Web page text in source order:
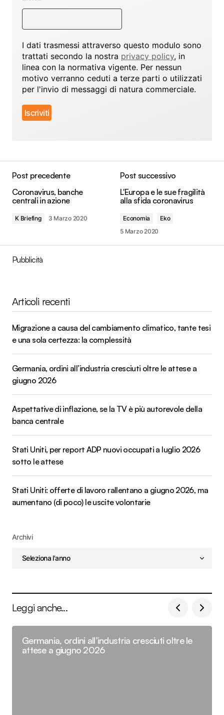
I dati trasmessi attraverso questo modulo sono
trattati secondo la nostra privacy policy, in
linea con la normativa vigente. Per nessun
motivo verranno ceduti a terze parti o utilizzati
per l'invio di messaggi di natura commerciale.
Post precedente
Coronavirus, banche
centrali in azione
K Briefing 3 Marzo 2020
Post successivo
L'Europa e le sue fragilità
alla sfida coronavirus
Economia
Eko
5 Marzo 2020
Pubblicità
Articoli recenti
Migrazione a causa del cambiamento climatico, tante tesi
e una sola certezza: la complessità
Germania, ordini all’industria cresciuti oltre le attese a
giugno 2026
Aspettative di inflazione, se la TV è più autorevole della
banca centrale
Stati Uniti, per report ADP nuovi occupati a luglio 2026
sotto le attese
Stati Uniti: offerte di lavoro rallentano a giugno 2026, ma
aumentano (di poco) le uscite volontarie
Archivi
Leggi anche...
Germania, ordini all’industria cresciuti oltre le
attese a giugno 2026